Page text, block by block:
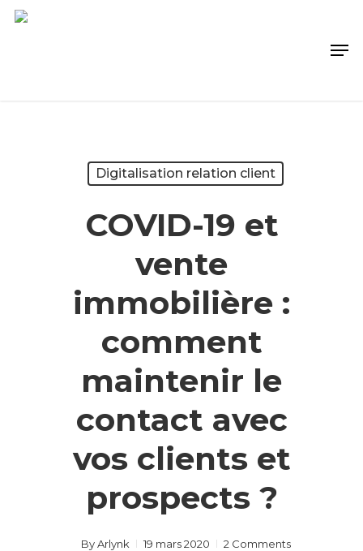
Digitalisation relation client
COVID-19 et
vente
immobilière :
comment
maintenir le
contact avec
vos clients et
prospects ?
ByArlynk 19 mars 2020 2 Comments